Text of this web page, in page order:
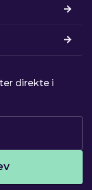
direkte i